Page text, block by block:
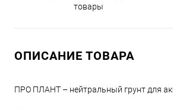
товары
ОПИСАНИЕ ТОВАРА
ПРО ПЛАНТ – нейтральный грунт для